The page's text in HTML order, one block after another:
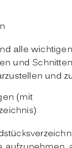
alle
und Schnitten
und
(mit